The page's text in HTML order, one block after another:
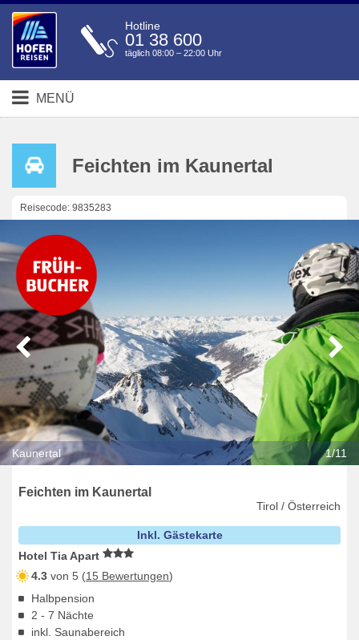
Hotline
01 38 600
täglich 08:00 – 22:00 Uhr
MENÜ
Feichten im Kaunertal
Reisecode: 9835283
Kaunertal 1/11
Feichten im Kaunertal
Tirol / Österreich
Inkl. Gästekarte
Hotel Tia Apart
4.3 von 5 (15 Bewertungen)
Halbpension
2 - 7 Nächte
inkl. Saunabereich